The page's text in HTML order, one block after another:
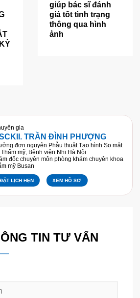
giúp bác sĩ đánh
giá tốt tình trạng
thông qua hình
ảnh
gia
TRẦN ĐÌNH PHƯỢNG
đơn nguyên Phẫu thuật Tạo hình Sọ mặt
mỹ, Bệnh viện Nhi Hà Nội
đốc chuyên môn phòng khám chuyên khoa
mỹ Busan
ĐẶT LỊCH HẸN XEM HỒ SƠ
TIN TƯ VẤN